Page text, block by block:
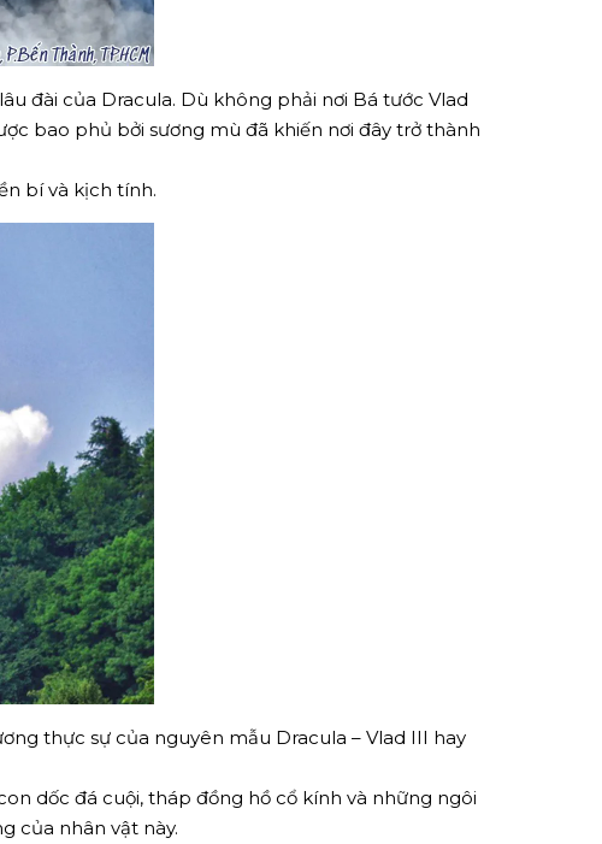
đài của Dracula. Dù không phải nơi Bá tước Vlad
bao phủ bởi sương mù đã khiến nơi đây trở thành
bí và kịch tính.
thực sự của nguyên mẫu Dracula – Vlad III hay
dốc đá cuội, tháp đồng hồ cổ kính và những ngôi
của nhân vật này.